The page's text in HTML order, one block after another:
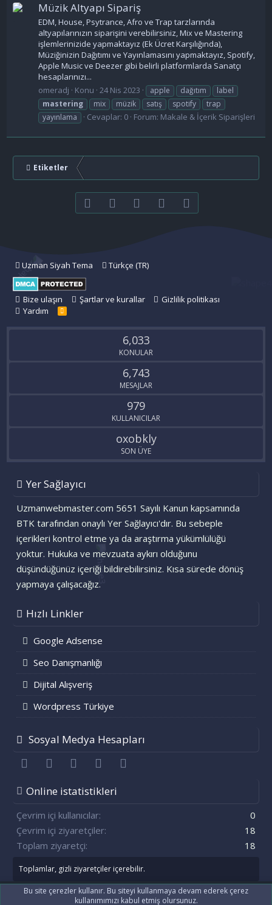
Müzik Altyapı Sipariş
EDM, House, Psytrance, Afro ve Trap tarzlarında
altyapılarınızın siparişini verebilirsiniz, Mix ve Mastering
işlemlerinizide yapmaktayız (Ek Ücret Karşılığında),
Müziğinizin Dağıtımı ve Yayınlamasını yapmaktayız, Spotify,
Apple Music ve Deezer gibi belirli platformlarda Sanatçı
hesaplarınızı...
omeradj
Konu 24 Nis 2023 apple dağıtım
label
mastering
mix müzik satış spotify
trap
yayınlama
Cevaplar: 0 Forum: Makale & İçerik Siparişleri
Etiketler
FacebookTwitter youtubeBize ulaşın
Uzman Siyah Tema Türkçe (TR)
Bize ulaşın Şartlar ve kurallar
Gizlilik politikası
Yardım
R
S
6,033
KONULAR
6,743
MESAJLAR
979
KULLANICILAR
oxobkly
SON ÜYE
Yer Sağlayıcı
Uzmanwebmaster.com 5651 Sayılı Kanun kapsamında
BTK tarafından onaylı Yer Sağlayıcı'dır. Bu sebeple
içerikleri kontrol etme ya da araştırma yükümlülüğü
yoktur. Hukuka ve mevzuata aykırı olduğunu
düşündüğünüz içeriği bildirebilirsiniz. Kısa sürede dönüş
yapmaya çalışacağız.
Hızlı Linkler
Google Adsense
Seo Danışmanlığı
Dijital Alışveriş
Wordpress Türkiye
Sosyal Medya Hesapları
FacebookTwitter youtubeBize ulaşın
Online istatistikleri
Çevrim içi kullanıcılar
0
Çevrim içi ziyaretçiler
18
Toplam ziyaretçi
18
Toplamlar, gizli ziyaretçiler içerebilir.
Community platform by XenForo® © 2010-2021 XenForo Ltd.
Bu site çerezler kullanır. Bu siteyi kullanmaya devam ederek çerez
kullanımımızı kabul etmiş olursunuz.